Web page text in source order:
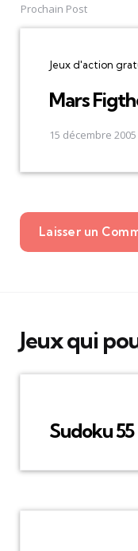
Prochain Post
Jeux d'action
Mars
15 décembre 2005
Laisser un
Jeux qui
Sudoku 55